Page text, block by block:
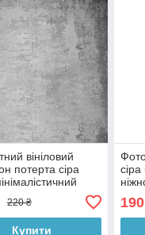
вініловий
потерта сіра
№550523
220 ₴
Купити
190